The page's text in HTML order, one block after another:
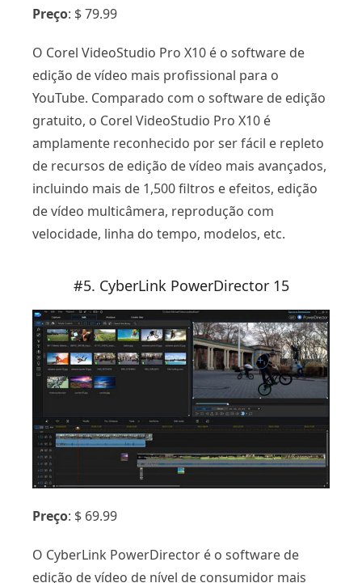
Preço: $ 79.99
O Corel VideoStudio Pro X10 é o software de
edição de vídeo mais profissional para o
YouTube. Comparado com o software de edição
gratuito, o Corel VideoStudio Pro X10 é
amplamente reconhecido por ser fácil e repleto
de recursos de edição de vídeo mais avançados,
incluindo mais de 1,500 filtros e efeitos, edição
de vídeo multicâmera, reprodução com
velocidade, linha do tempo, modelos, etc.
#5. CyberLink PowerDirector 15
Preço: $ 69.99
O CyberLink PowerDirector é o software de
edição de vídeo de nível de consumidor mais